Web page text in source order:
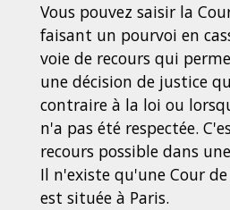
Vous pouvez saisir la
faisant un pourvoi en
voie de recours qui
une décision de justice
contraire à la loi ou
n'a pas été respectée.
recours possible dans
Il n'existe qu'une Cour
est située à Paris.